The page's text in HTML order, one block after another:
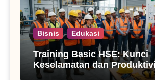
Bisnis Edukasi
Training Basic HSE: Kunci
Keselamatan dan